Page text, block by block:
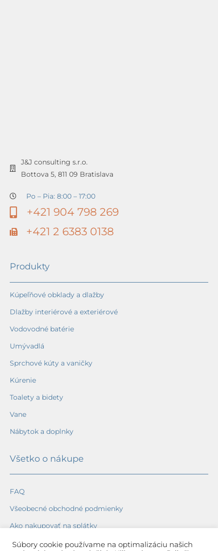
J&J consulting s.r.o.
Bottova 5, 811 09 Bratislava
Po – Pia: 8:00 – 17:00
+421 904 798 269
+421 2 6383 0138
Produkty
Kúpeľňové obklady a dlažby
Dlažby interiérové a exteriérové
Vodovodné batérie
Umývadlá
Sprchové kúty a vaničky
Kúrenie
Toalety a bidety
Vane
Nábytok a doplnky
Všetko o nákupe
FAQ
Všeobecné obchodné podmienky
Ako nakupovať na splátky
Ochrana osobných údajov
Súbory cookie používame na optimalizáciu našich